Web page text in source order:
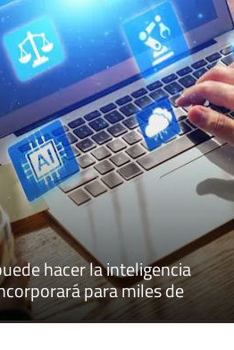
hacer la inteligencia
para miles de